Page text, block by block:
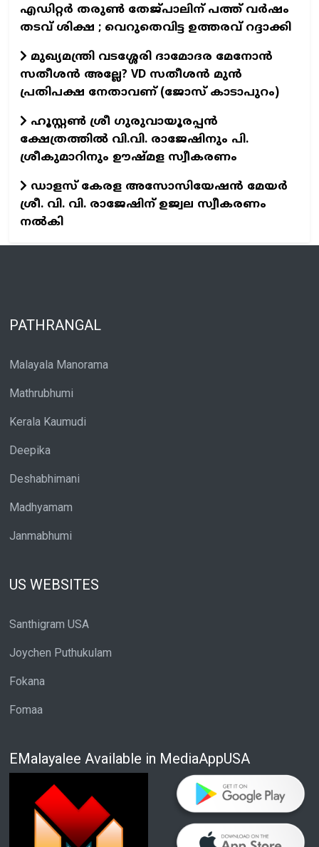
എഡിറ്റർ തരുൺ തേജ്പാലിന് പത്ത് വർഷം
തടവ് ശിക്ഷ ; വെറുതെവിട്ട ഉത്തരവ് റദ്ദാക്കി
മുഖ്യമന്ത്രി വടശ്ശേരി ദാമോദര മേനോൻ
സതീശൻ അല്ലേ? VD സതീശൻ മുൻ
പ്രതിപക്ഷ നേതാവണ് (ജോസ് കാടാപുറം)
ഹൂസ്റ്റൺ ശ്രീ ഗുരുവായൂരപ്പൻ
ക്ഷേത്രത്തിൽ വി.വി. രാജേഷിനും പി.
ശ്രീകുമാറിനും ഊഷ്മള സ്വീകരണം
ഡാളസ് കേരള അസോസിയേഷൻ മേയർ
ശ്രീ. വി. വി. രാജേഷിന് ഉജ്വല സ്വീകരണം
നൽകി
PATHRANGAL
Malayala Manorama
Mathrubhumi
Kerala Kaumudi
Deepika
Deshabhimani
Madhyamam
Janmabhumi
US WEBSITES
Santhigram USA
Joychen Puthukulam
Fokana
Fomaa
EMalayalee Available in MediaAppUSA